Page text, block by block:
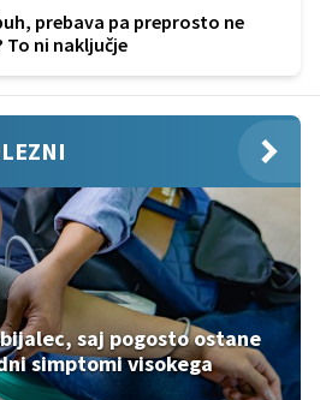
prebava pa preprosto ne
ni naključje
saj pogosto ostane
simptomi visokega